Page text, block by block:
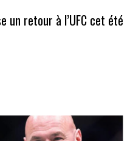
un retour à l’UFC cet été